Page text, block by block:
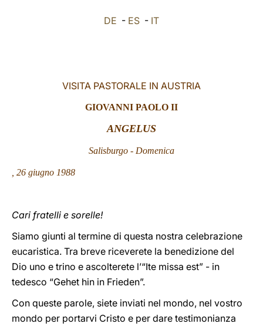
DE - ES - IT
VISITA PASTORALE IN AUSTRIA
GIOVANNI PAOLO II
ANGELUS
Salisburgo - Domenica
, 26 giugno 1988
Cari fratelli e sorelle!
Siamo giunti al termine di questa nostra celebrazione
eucaristica. Tra breve riceverete la benedizione del
Dio uno e trino e ascolterete l’“Ite missa est” - in
tedesco “Gehet hin in Frieden”.
Con queste parole, siete inviati nel mondo, nel vostro
mondo per portarvi Cristo e per dare testimonianza